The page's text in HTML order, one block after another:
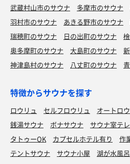
武蔵村山市のサウナ
多摩市のサウナ
羽村市のサウナ
あきる野市のサウナ
瑞穂町のサウナ
日の出町のサウナ
奥多摩町のサウナ
大島町のサウナ
神津島村のサウナ
八丈町のサウナ
特徴からサウナを探す
ロウリュ セルフロウリュ オートロ
銭湯サウナ
ボナサウナ サウナ室テ
タトゥーOK
カプセルホテル有り
作
テントサウナ
サウナ小屋 湖が水風呂